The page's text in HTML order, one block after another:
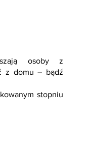
osoby z
z domu – bądź
stopniu